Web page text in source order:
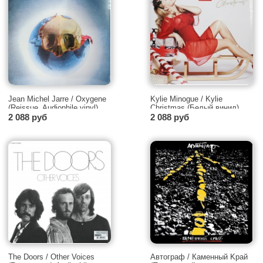
Jean Michel Jarre / Oxygene
(Reissue, Audiophile vinyl)
[180g LP]
2 088 руб
Kylie Minogue / Kylie
Christmas (Белый винил)
[LP]
2 088 руб
The Doors / Other Voices
Автограф / Каменный Kрай